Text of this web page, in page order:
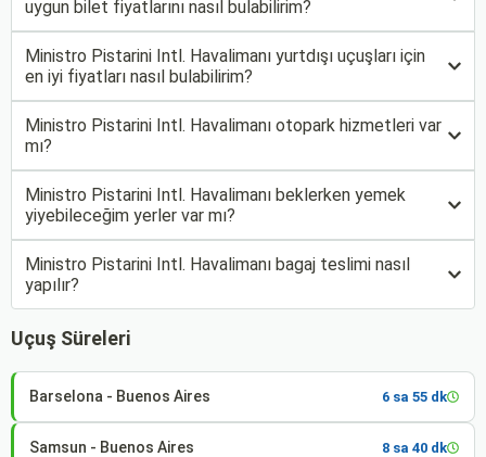
uygun bilet fiyatlarını nasıl bulabilirim?
Ministro Pistarini Intl. Havalimanı yurtdışı uçuşları için
en iyi fiyatları nasıl bulabilirim?
Ministro Pistarini Intl. Havalimanı otopark hizmetleri var
mı?
Ministro Pistarini Intl. Havalimanı beklerken yemek
yiyebileceğim yerler var mı?
Ministro Pistarini Intl. Havalimanı bagaj teslimi nasıl
yapılır?
Uçuş Süreleri
Barselona - Buenos Aires 6 sa 55 dk
Samsun - Buenos Aires 8 sa 40 dk